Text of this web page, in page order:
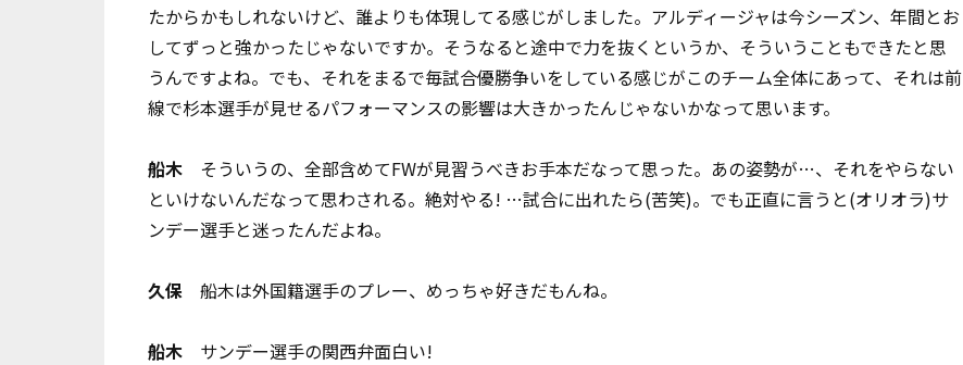
たからかもしれないけど、誰よりも体現してる感じがしました。アルディージャは今シーズン、年間とお
してずっと強かったじゃないですか。そうなると途中で力を抜くというか、そういうこともできたと思
うんですよね。でも、それをまるで毎試合優勝争いをしている感じがこのチーム全体にあって、それは前
線で杉本選手が見せるパフォーマンスの影響は大きかったんじゃないかなって思います。
船木 そういうの、全部含めてFWが見習うべきお手本だなって思った。あの姿勢が…、それをやらない
といけないんだなって思わされる。絶対やる! …試合に出れたら(苦笑)。でも正直に言うと(オリオラ)サ
ンデー選手と迷ったんだよね。
久保 船木は外国籍選手のプレー、めっちゃ好きだもんね。
船木 サンデー選手の関西弁面白い!